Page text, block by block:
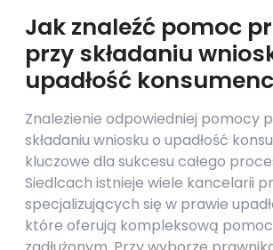
Jak znaleźć pomoc
przy składaniu
upadłość
Znalezienie odpowiedniej pomocy
składaniu wniosku o upadłość
kluczowe dla sukcesu całego
Siedlcach istnieje wiele kancelarii
specjalizujących się w prawie
które oferują kompleksową